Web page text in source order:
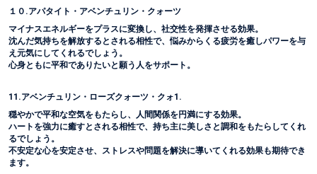
１０.アパタイト・アベンチュリン・クォーツ
マイナスエネルギーをプラスに変換し、社交性を発揮させる効果。
沈んだ気持ちを解放するとされる相性で、悩みからくる疲労を癒しパワーを与
え元気にしてくれるでしょう。
心身ともに平和でありたいと願う人をサポート。
11.アベンチュリン・ローズクォーツ・クォ1.
穏やかで平和な空気をもたらし、人間関係を円満にする効果。
ハートを強力に癒すとされる相性で、持ち主に美しさと調和をもたらしてくれ
るでしょう。
不安定な心を安定させ、ストレスや問題を解決に導いてくれる効果も期待でき
ます。